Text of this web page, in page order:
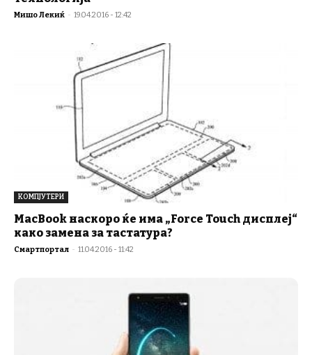
Мишо Лекиќ - 19.04.2016 - 12:42
КОМПЈУТЕРИ
MacBook наскоро ќе има „Force Touch дисплеј“
како замена за тастатура?
Смартпортал - 11.04.2016 - 11:42